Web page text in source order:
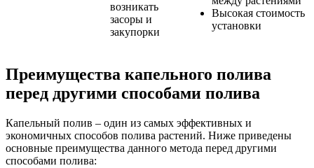
возникать
засоры и
закупорки
Высокая стоимость
установки
Преимущества капельного полива
перед другими способами полива
Капельный полив – один из самых эффективных и
экономичных способов полива растений. Ниже приведены
основные преимущества данного метода перед другими
способами полива: